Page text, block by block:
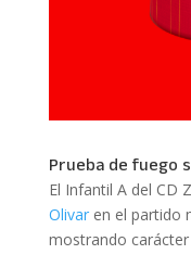
Prueba de fuego
El Infantil A del CD
Olivar en el partido
mostrando